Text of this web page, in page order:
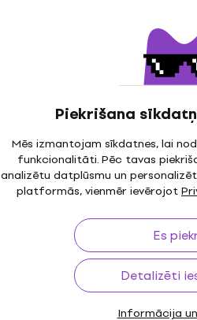
Piekrišana
Mēs izmantojam sīkdatnes, lai
funkcionalitāti. Pēc tavas
analizētu datplūsmu un
platformās, vienmēr ievērojot
Es
Detalizēti
Informācija
Jamiroquai Icon
6,99 €
Ir noliktavā